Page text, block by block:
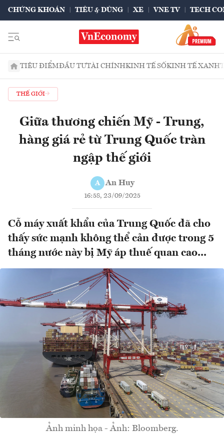
CHỨNG KHOÁN TIÊU & DÙNG XE VNE TV TECH
TIÊU ĐIỂMĐẦU TƯTÀI CHÍNHKINH TẾ SỐKINH TẾ XANH
THẾ GIỚI
Giữa thương chiến Mỹ - Trung,
hàng giá rẻ từ Trung Quốc tràn
ngập thế giới
A An Huy
16:58, 23/09/2025
Cỗ máy xuất khẩu của Trung Quốc đã cho
thấy sức mạnh không thể cản được trong 5
tháng nước này bị Mỹ áp thuế quan cao...
Ảnh minh họa - Ảnh: Bloomberg.